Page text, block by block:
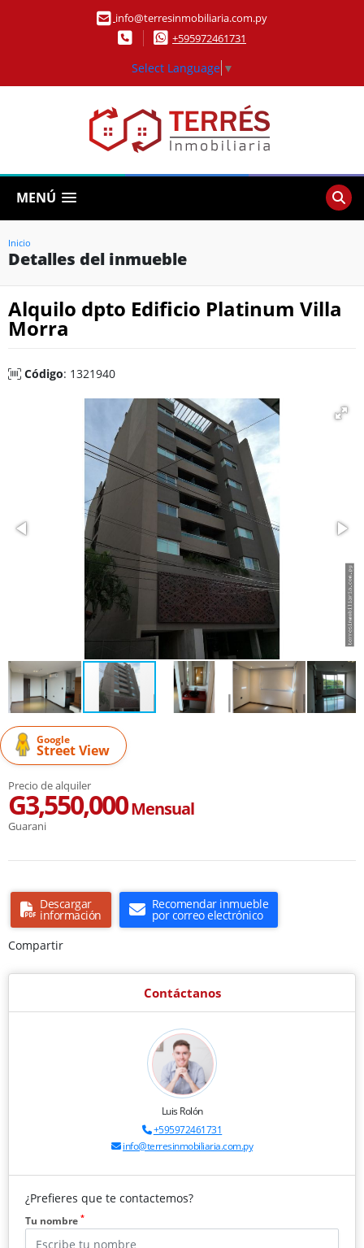
info@terresinmobiliaria.com.py
+595972461731
Select Language ▼
MENÚ
Inicio
Detalles del inmueble
Alquilo dpto Edificio Platinum Villa
Morra
Código: 1321940
Google
Street View
Precio de alquiler
G3,550,000Mensual
Guarani
Descargar
información
Recomendar inmueble
por correo electrónico
Compartir
Contáctanos
Luis Rolón
+595972461731
info@terresinmobiliaria.com.py
¿Prefieres que te contactemos?
Tu nombre *